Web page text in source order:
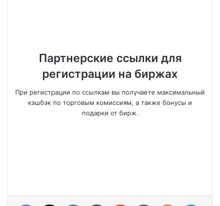
Партнерские ссылки для
регистрации на биржах
При регистрации по ссылкам вы получаете максимальный
кэшбэк по торговым комиссиям, а также бонусы и
подарки от бирж.